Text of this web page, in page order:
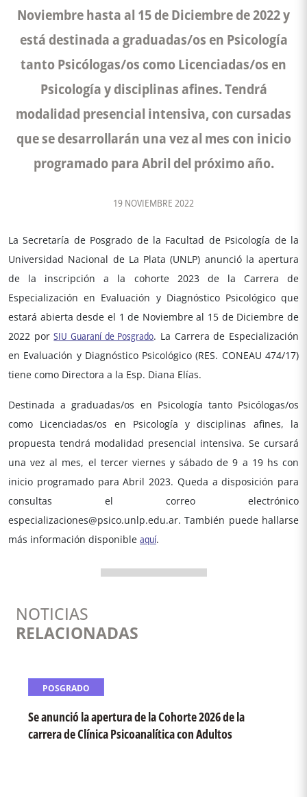
Noviembre hasta al 15 de Diciembre de 2022 y
está destinada a graduadas/os en Psicología
tanto Psicólogas/os como Licenciadas/os en
Psicología y disciplinas afines. Tendrá
modalidad presencial intensiva, con cursadas
que se desarrollarán una vez al mes con inicio
programado para Abril del próximo año.
19 NOVIEMBRE 2022
La Secretaría de Posgrado de la Facultad de Psicología de la
Universidad Nacional de La Plata (UNLP) anunció la apertura
de la inscripción a la cohorte 2023 de la Carrera de
Especialización en Evaluación y Diagnóstico Psicológico que
estará abierta desde el 1 de Noviembre al 15 de Diciembre de
2022 porSIU Guaraní de Posgrado. La Carrera de Especialización
en Evaluación y Diagnóstico Psicológico (RES. CONEAU 474/17)
tiene como Directora a la Esp. Diana Elías.
Destinada a graduadas/os en Psicología tanto Psicólogas/os
como Licenciadas/os en Psicología y disciplinas afines, la
propuesta tendrá modalidad presencial intensiva. Se cursará
una vez al mes, el tercer viernes y sábado de 9 a 19 hs con
inicio programado para Abril 2023. Queda a disposición para
consultas el correo electrónico
especializaciones@psico.unlp.edu.ar. También puede hallarse
más información disponible aquí.
NOTICIAS
RELACIONADAS
POSGRADO
Se anunció la apertura de la Cohorte 2026 de la
carrera de Clínica Psicoanalítica con Adultos